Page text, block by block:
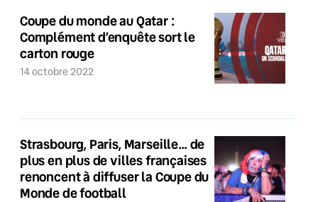
Coupe du monde au Qatar :
Complément d’enquête sort le
carton rouge
14 octobre 2022
Strasbourg, Paris, Marseille… de
plus en plus de villes françaises
renoncent à diffuser la Coupe du
Monde de football